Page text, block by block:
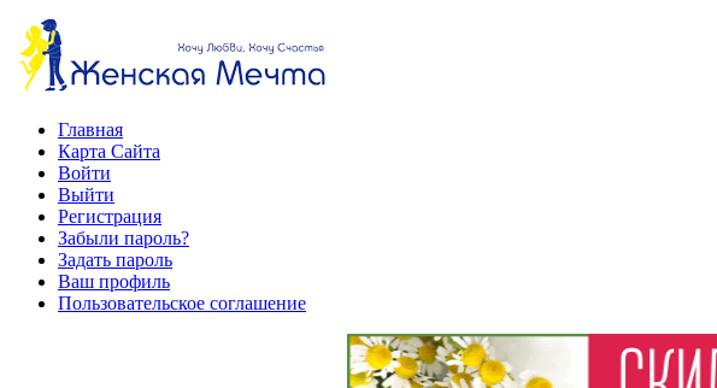
Главная
Карта Сайта
Войти
Выйти
Регистрация
Забыли пароль?
Задать пароль
Ваш профиль
Пользовательское соглашение